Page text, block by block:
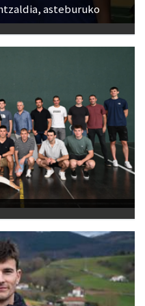
asteburuko